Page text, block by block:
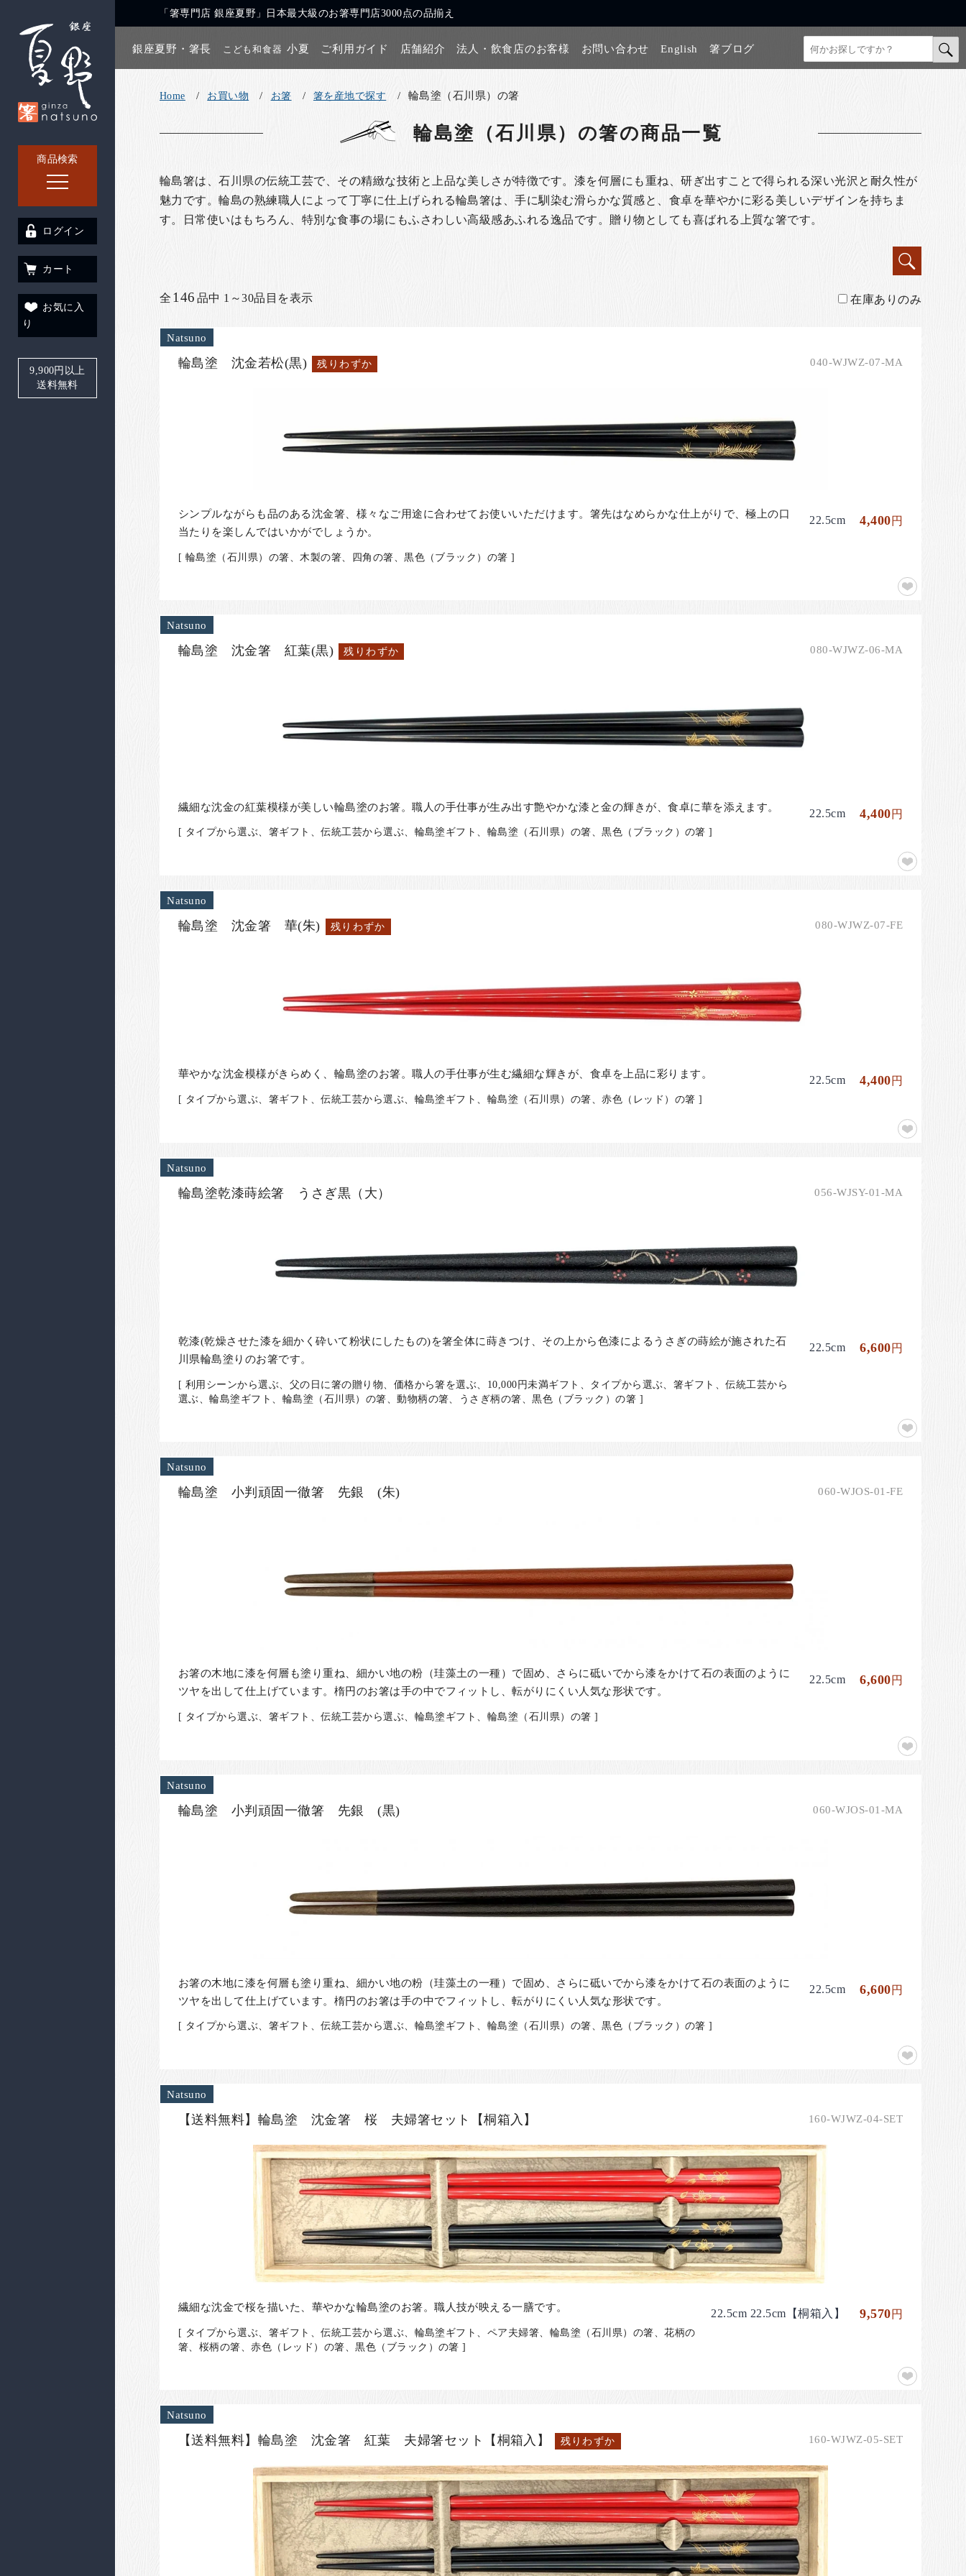
商品検索
「箸専門店 銀座夏野」日本最大級のお箸専門店3000点の品揃え
銀座夏野・箸長 こども和食器 小夏 ご利用ガイド 店舗紹介 法人・飲食店のお客様 お問い合わせ English 箸ブログ
ログイン
カート
お気に入
り
9,900円以上
送料無料
Home お買い物 お箸 箸を産地で探す 輪島塗（石川県）の箸
輪島塗（石川県）の箸の商品一覧
輪島箸は、石川県の伝統工芸で、その精緻な技術と上品な美しさが特徴です。漆を何層にも重ね、研ぎ出すことで得られる深い光沢と耐久性が
魅力です。輪島の熟練職人によって丁寧に仕上げられる輪島箸は、手に馴染む滑らかな質感と、食卓を華やかに彩る美しいデザインを持ちま
す。日常使いはもちろん、特別な食事の場にもふさわしい高級感あふれる逸品です。贈り物としても喜ばれる上質な箸です。
全 146 品中 1～30品目を表示 在庫ありのみ
Natsuno
輪島塗 沈金若松(黒) 残りわずか 040-WJWZ-07-MA
シンプルながらも品のある沈金箸、様々なご用途に合わせてお使いいただけます。箸先はなめらかな仕上がりで、極上の口
当たりを楽しんではいかがでしょうか。
[ 輪島塗（石川県）の箸、木製の箸、四角の箸、黒色（ブラック）の箸 ]
22.5cm 4,400円
Natsuno
輪島塗 沈金箸 紅葉(黒) 残りわずか 080-WJWZ-06-MA
繊細な沈金の紅葉模様が美しい輪島塗のお箸。職人の手仕事が生み出す艶やかな漆と金の輝きが、食卓に華を添えます。
[ タイプから選ぶ、箸ギフト、伝統工芸から選ぶ、輪島塗ギフト、輪島塗（石川県）の箸、黒色（ブラック）の箸 ]
22.5cm 4,400円
Natsuno
輪島塗 沈金箸 華(朱) 残りわずか 080-WJWZ-07-FE
華やかな沈金模様がきらめく、輪島塗のお箸。職人の手仕事が生む繊細な輝きが、食卓を上品に彩ります。
[ タイプから選ぶ、箸ギフト、伝統工芸から選ぶ、輪島塗ギフト、輪島塗（石川県）の箸、赤色（レッド）の箸 ]
22.5cm 4,400円
Natsuno
輪島塗乾漆蒔絵箸 うさぎ黒（大） 056-WJSY-01-MA
乾漆(乾燥させた漆を細かく砕いて粉状にしたもの)を箸全体に蒔きつけ、その上から色漆によるうさぎの蒔絵が施された石
川県輪島塗りのお箸です。
[ 利用シーンから選ぶ、父の日に箸の贈り物、価格から箸を選ぶ、10,000円未満ギフト、タイプから選ぶ、箸ギフト、伝統工芸から
選ぶ、輪島塗ギフト、輪島塗（石川県）の箸、動物柄の箸、うさぎ柄の箸、黒色（ブラック）の箸 ]
22.5cm 6,600円
Natsuno
輪島塗 小判頑固一徹箸 先銀 (朱) 060-WJOS-01-FE
お箸の木地に漆を何層も塗り重ね、細かい地の粉（珪藻土の一種）で固め、さらに砥いでから漆をかけて石の表面のように
ツヤを出して仕上げています。楕円のお箸は手の中でフィットし、転がりにくい人気な形状です。
[ タイプから選ぶ、箸ギフト、伝統工芸から選ぶ、輪島塗ギフト、輪島塗（石川県）の箸 ]
22.5cm 6,600円
Natsuno
輪島塗 小判頑固一徹箸 先銀 (黒) 060-WJOS-01-MA
お箸の木地に漆を何層も塗り重ね、細かい地の粉（珪藻土の一種）で固め、さらに砥いでから漆をかけて石の表面のように
ツヤを出して仕上げています。楕円のお箸は手の中でフィットし、転がりにくい人気な形状です。
[ タイプから選ぶ、箸ギフト、伝統工芸から選ぶ、輪島塗ギフト、輪島塗（石川県）の箸、黒色（ブラック）の箸 ]
22.5cm 6,600円
Natsuno
【送料無料】輪島塗 沈金箸 桜 夫婦箸セット【桐箱入】 160-WJWZ-04-SET
繊細な沈金で桜を描いた、華やかな輪島塗のお箸。職人技が映える一膳です。
[ タイプから選ぶ、箸ギフト、伝統工芸から選ぶ、輪島塗ギフト、ペア夫婦箸、輪島塗（石川県）の箸、花柄の
箸、桜柄の箸、赤色（レッド）の箸、黒色（ブラック）の箸 ]
22.5cm 22.5cm【桐箱入】 9,570円
Natsuno
【送料無料】輪島塗 沈金箸 紅葉 夫婦箸セット【桐箱入】 残りわずか 160-WJWZ-05-SET